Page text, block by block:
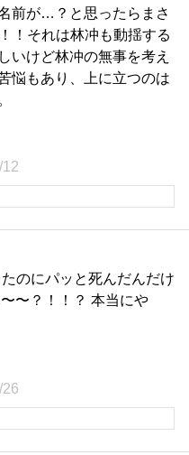
前が…？と思ったらまさ
！それは林冲も動揺する
いけど林冲の無事を考え
悩もあり、上に立つのは
のにパッと死んだんだけ
〜？！！？ 本当にや